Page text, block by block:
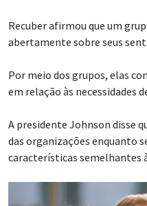
Recuber afirmou que um
abertamente sobre seus
Por meio dos grupos, elas
em relação às necessidades
A presidente Johnson disse
das organizações enquanto
características semelhantes